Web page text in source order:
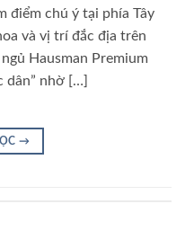
điểm chú ý tại phía Tây
và vị trí đắc địa trên
Hausman Premium
dân” nhờ […]
→